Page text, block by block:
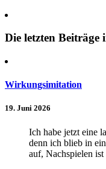
Die letzten Beiträge
Wirkungsimitation
19. Juni 2026
Ich habe jetzt eine
denn ich blieb in
auf, Nachspielen